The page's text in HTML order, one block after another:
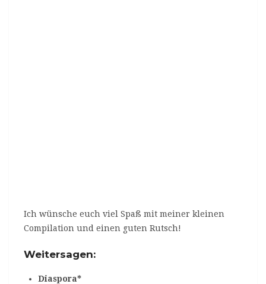
Ich wünsche euch viel Spaß mit meiner kleinen
Compilation und einen guten Rutsch!
Weitersagen:
Diaspora*